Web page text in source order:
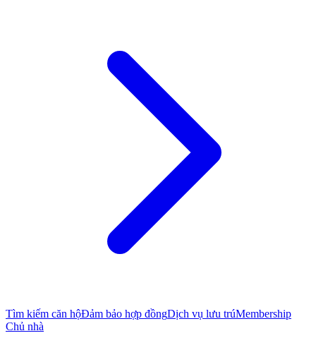
Tìm kiếm căn hộĐảm bảo hợp đồngDịch vụ lưu trúMembership
Chủ nhà